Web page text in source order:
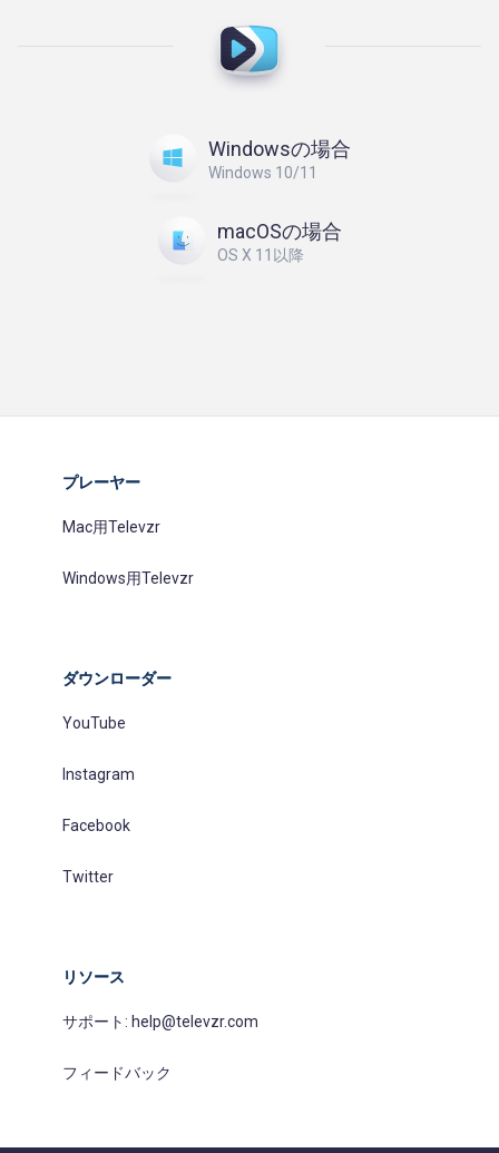
Windowsの場合
Windows 10/11
macOSの場合
OS X 11以降
プレーヤー
Mac用Televzr
Windows用Televzr
ダウンローダー
YouTube
Instagram
Facebook
Twitter
リソース
サポート: help@televzr.com
フィードバック